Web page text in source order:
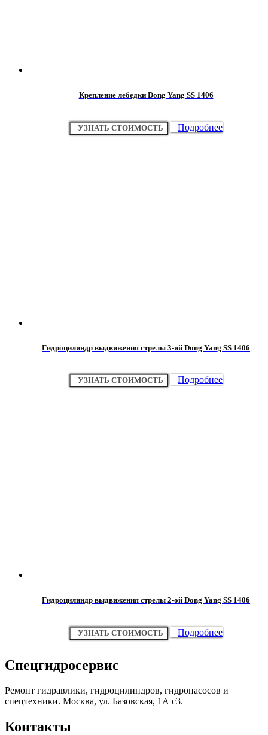
Крепление лебедки Dong Yang SS 1406
УЗНАТЬ СТОИМОСТЬ Подробнее
Гидроцилиндр выдвижения стрелы 3-ий Dong Yang SS 1406
УЗНАТЬ СТОИМОСТЬ Подробнее
Гидроцилиндр выдвижения стрелы 2-ой Dong Yang SS 1406
УЗНАТЬ СТОИМОСТЬ Подробнее
Спецгидросервис
Ремонт гидравлики, гидроцилиндров, гидронасосов и
спецтехники. Москва, ул. Базовская, 1А с3.
Контакты